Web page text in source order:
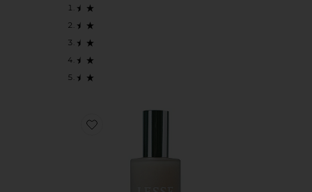
Favorite МИСТ ДЛЯ ЛИЦА REGENERATION